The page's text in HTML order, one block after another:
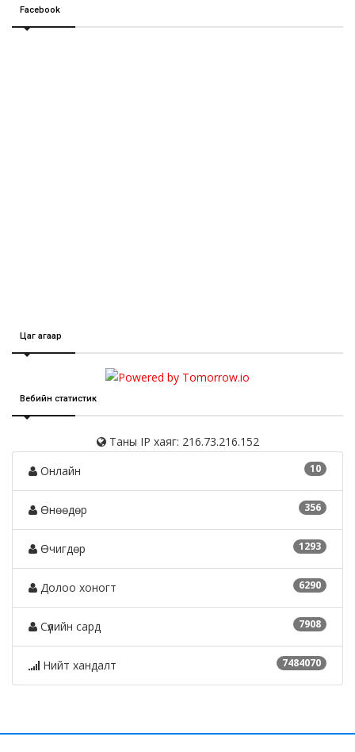
Facebook
Цаг агаар
Вебийн статистик
Таны IP хаяг: 216.73.216.152
10
Онлайн
356
Өнөөдөр
1293
Өчигдөр
6290
Долоо хоногт
7908
Сүүлийн сард
7484070
Нийт хандалт